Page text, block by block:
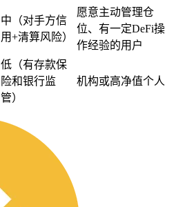
中（对手方信
用+清算风险）
愿意主动管理仓
位、有一定DeFi操
作经验的用户
低（有存款保
险和银行监
管）
机构或高净值个人